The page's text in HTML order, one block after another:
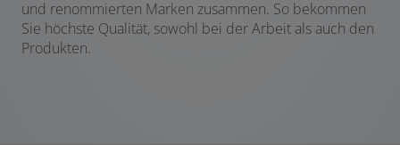
und renommierten Marken zusammen. So bekommen
Sie höchste Qualität, sowohl bei der Arbeit als auch den
Produkten.